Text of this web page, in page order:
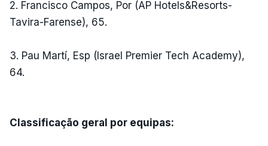
2. Francisco Campos, Por (AP Hotels&Resorts-
Tavira-Farense), 65.
3. Pau Martí, Esp (Israel Premier Tech Academy),
64.
Classificação geral por equipas: